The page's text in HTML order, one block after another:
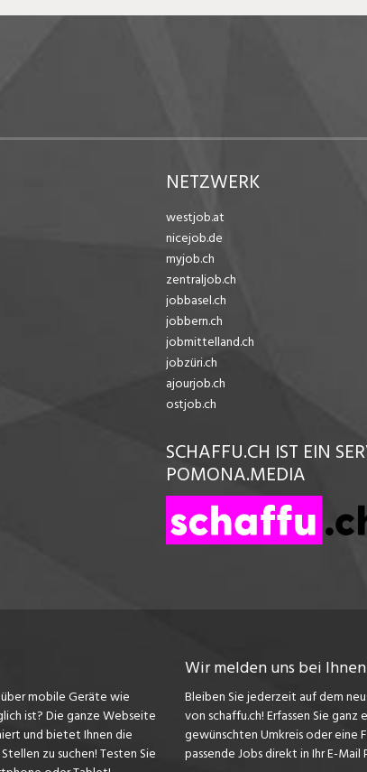
NETZWERK
westjob.at
nicejob.de
myjob.ch
zentraljob.ch
jobbasel.ch
jobbern.ch
jobmittelland.ch
jobzüri.ch
ajourjob.ch
ostjob.ch
SCHAFFU.CH IST EIN
POMONA.MEDIA
über mobile Geräte wie
ist? Die ganze Webseite
und bietet Ihnen die
zu suchen! Testen Sie
Wir melden uns bei
Bleiben Sie jederzeit auf dem
von schaffu.ch! Erfassen Sie
gewünschten Umkreis oder eine
passende Jobs direkt in Ihr E-Mail